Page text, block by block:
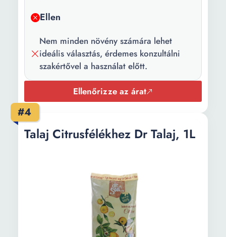
Ellen
Nem minden növény számára lehet
ideális választás, érdemes konzultálni
szakértővel a használat előtt.
Ellenőrizze az árat
#4
Talaj Citrusfélékhez Dr Talaj, 1L